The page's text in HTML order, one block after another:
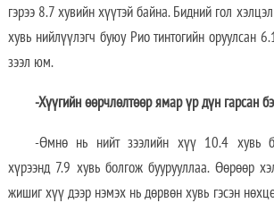
гэрээ 8.7 хувийн хүүтэй байна. Бидний гол
хувь нийлүүлэгч буюу Рио тинтогийн оруулсан
зээл юм.
-Хүүгийн өөрчлөлтөөр ямар үр дүн гарсан
-Өмнө нь нийт зээлийн хүү 10.4 хувь
хүрээнд 7.9 хувь болгож буурууллаа. Өөрөөр
жишиг хүү дээр нэмэх нь дөрвөн хувь гэсэн